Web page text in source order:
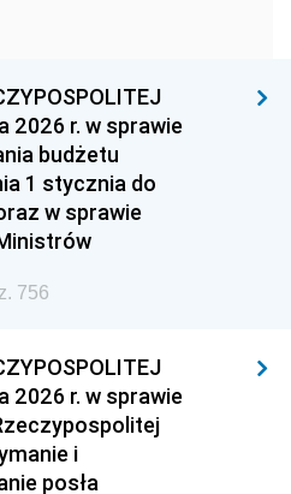
1937
2026 r. w sprawie
budżetu
1 stycznia do
w sprawie
756
2026 r. w sprawie
i
posła